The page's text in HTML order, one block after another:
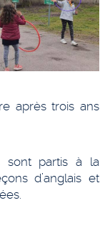
après trois ans
sont partis à la
d’anglais et